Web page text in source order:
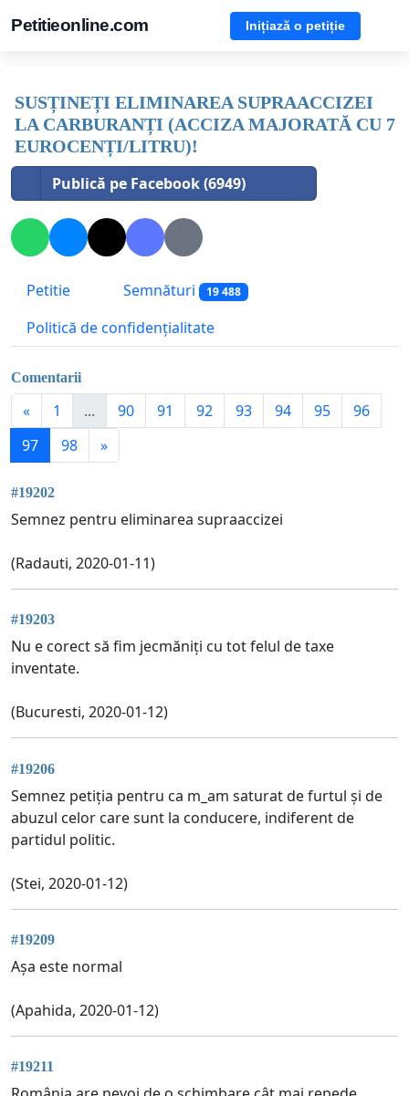
Petitieonline.com Inițiază o petiție
SUSȚINEȚI ELIMINAREA SUPRAACCIZEI
LA CARBURANȚI (ACCIZA MAJORATĂ CU 7
EUROCENȚI/LITRU)!
Publică pe Facebook (6949)
Petitie Semnături 19 488
Politică de confidențialitate
Comentarii
« 1 ... 90 91 92 93 94 95
96
97
98 »
#19202
Semnez pentru eliminarea supraaccizei
(Radauti, 2020-01-11)
#19203
Nu e corect să fim jecmăniți cu tot felul de taxe
inventate.
(Bucuresti, 2020-01-12)
#19206
Semnez petiția pentru ca m_am saturat de furtul și de
abuzul celor care sunt la conducere, indiferent de
partidul politic.
(Stei, 2020-01-12)
#19209
Așa este normal
(Apahida, 2020-01-12)
#19211